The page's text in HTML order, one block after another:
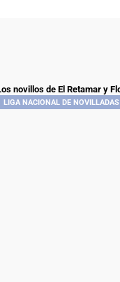
LIGA NACIONAL DE NOVILLADAS